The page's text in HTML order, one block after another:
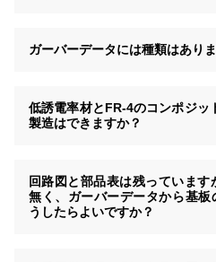
ガーバーデータには種類はあり
低誘電率材とFR-4のコンポジッ
製造はできますか？
回路図と部品表は残っています
無く、ガーバーデータから基板
うしたらよいですか？